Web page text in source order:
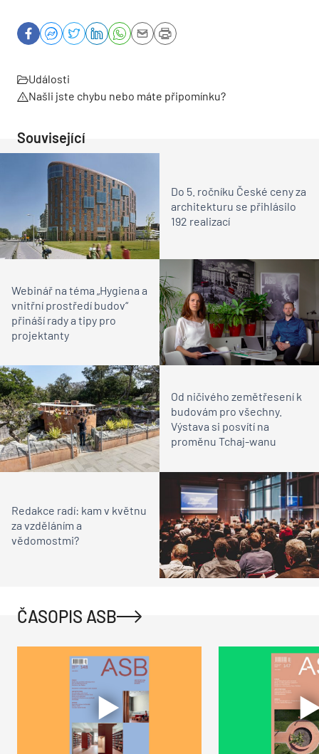
Události
Našli jste chybu nebo máte připomínku?
Související
Do 5. ročníku České ceny za
architekturu se přihlásilo
192 realizací
Webinář na téma „Hygiena a
vnitřní prostředí budov“
přináší rady a tipy pro
projektanty
Od ničivého zemětřesení k
budovám pro všechny.
Výstava si posvítí na
proměnu Tchaj-wanu
Redakce radí: kam v květnu
za vzděláním a
vědomostmi?
ČASOPIS ASB